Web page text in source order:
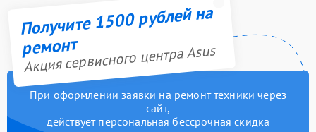
Получите 1500 рублей на
ремонт
Акция сервисного центра Asus
При оформлении заявки на ремонт техники через
сайт,
действует персональная бессрочная скидка